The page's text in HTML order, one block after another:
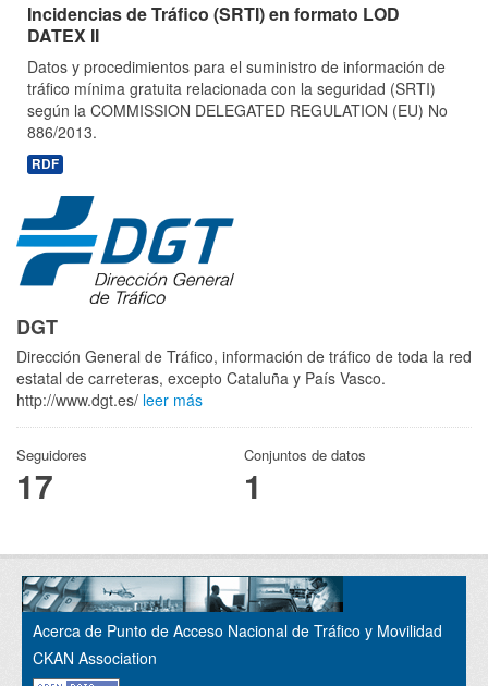
Incidencias de Tráfico (SRTI) en formato LOD
DATEX II
Datos y procedimientos para el suministro de información de
tráfico mínima gratuita relacionada con la seguridad (SRTI)
según la COMMISSION DELEGATED REGULATION (EU) No
886/2013.
RDF
DGT
Dirección General de Tráfico, información de tráfico de toda la red
estatal de carreteras, excepto Cataluña y País Vasco.
http://www.dgt.es/ leer más
Seguidores
17
Conjuntos de datos
1
Acerca de Punto de Acceso Nacional de Tráfico y Movilidad
CKAN Association